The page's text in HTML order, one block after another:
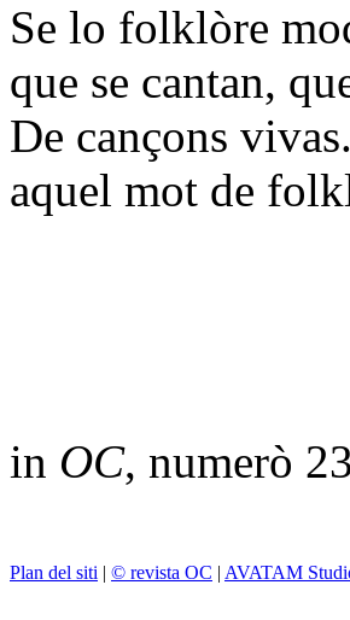
Se lo folklòre
que se cantan,
De cançons
aquel mot de
in OC, numerò
Plan del siti | © revista OC | AVATAM